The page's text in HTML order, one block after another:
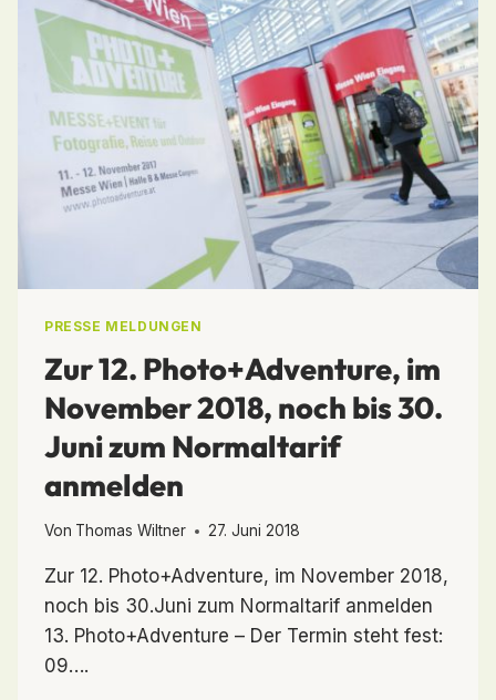
PRESSE MELDUNGEN
Zur 12. Photo+Adventure, im
November 2018, noch bis 30.
Juni zum Normaltarif
anmelden
Von Thomas Wiltner 27. Juni 2018
Zur 12. Photo+Adventure, im November 2018,
noch bis 30.Juni zum Normaltarif anmelden
13. Photo+Adventure – Der Termin steht fest:
09….